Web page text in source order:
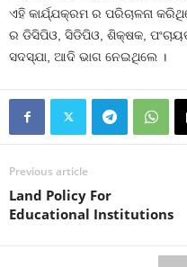
ଏହି କାର୍ଯ୍ଯକ୍ରମ ର ପରିଚାଳନା
ର ଡିସିପିଓ, ସିଡିପିଓ, ଶିକ୍ଷକ,
ସଦସ୍ଯା, ଆଦି ଭାଗ ନେଇଥିଲେ ।
Previous article
Land Policy For
Educational Institutions